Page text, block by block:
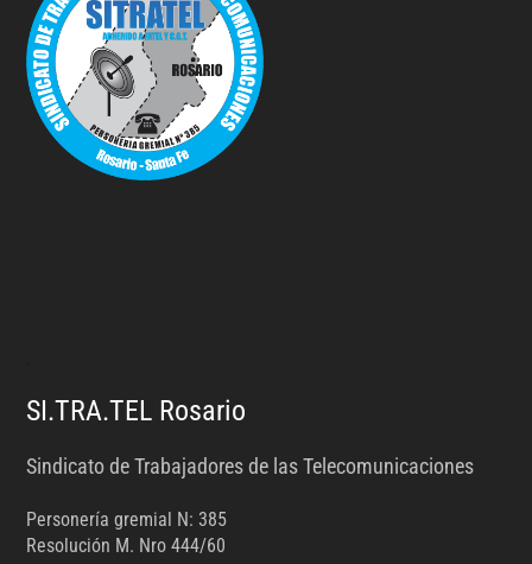
SI.TRA.TEL Rosario
Sindicato de Trabajadores de las Telecomunicaciones
Personería gremial N: 385
Resolución M. Nro 444/60